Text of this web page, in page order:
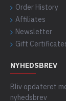
Order History
Affiliates
Newsletter
Gift
NYHEDSBREV
Bliv opdateret
nyhedsbrev